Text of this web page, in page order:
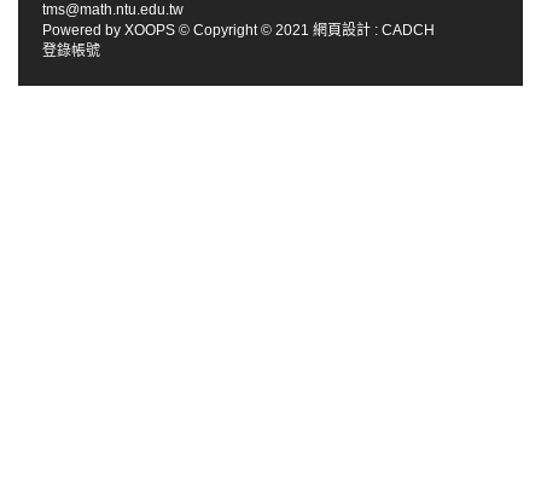
tms@math.ntu.edu.tw
Powered by XOOPS © Copyright © 2021 網頁設計 : CADCH
登錄帳號